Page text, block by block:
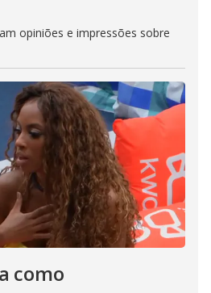
opiniões e impressões sobre
como